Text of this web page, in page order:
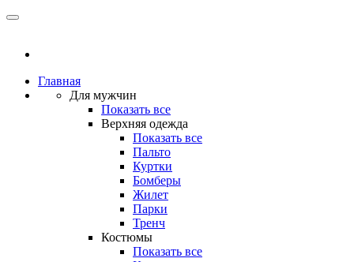
Главная
Для мужчин
Показать все
Верхняя одежда
Показать все
Пальто
Куртки
Бомберы
Жилет
Парки
Тренч
Костюмы
Показать все